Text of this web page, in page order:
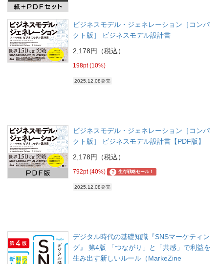
ビジネスモデル・ジェネレーション［コンパ
クト版］ ビジネスモデル設計書
2,178円（税込）
198pt (10%)
2025.12.08発売
ビジネスモデル・ジェネレーション［コンパ
クト版］ ビジネスモデル設計書【PDF版】
2,178円（税込）
792pt (40%) ? 生存戦略セール！
2025.12.08発売
デジタル時代の基礎知識『SNSマーケティン
グ』 第4版 「つながり」と「共感」で利益を
生み出す新しいルール（MarkeZine